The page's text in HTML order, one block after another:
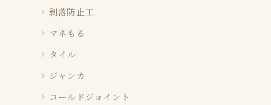
剥落防止工
マネもる
タイル
ジャンカ
コールドジョイント